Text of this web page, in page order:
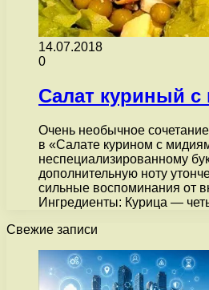
14.07.2018
0
Салат куриный
Очень необычное
в «Салате курином с
неспециализированному
дополнительную ноту
сильные воспоминания от
Ингредиенты: Курица —
Свежие записи